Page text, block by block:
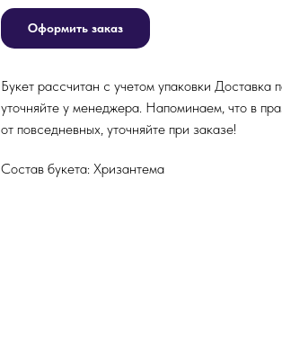
Оформить заказ
Букет рассчитан с учетом упаковки
уточняйте у менеджера. Напоминаем, что в
от повседневных, уточняйте при заказе!
Состав букета: Хризантема